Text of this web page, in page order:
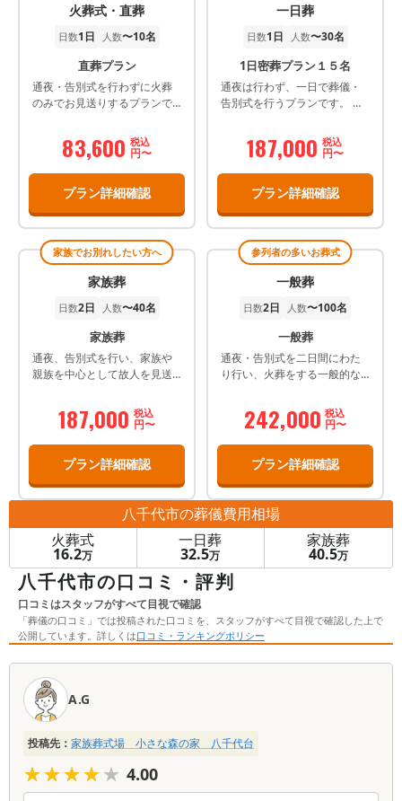
火葬式・直葬
日数1日 人数〜10名
直葬プラン
通夜・告別式を行わずに火葬
のみでお見送りするプランで
83,600 税込
円〜
プラン詳細確認
一日葬
日数1日 人数〜30名
1日密葬プラン１５名
通夜は行わず、一日で葬儀・
告別式を行うプランです。 別
により料理、返礼品、 供花、
オプション品、お布施などが
式 ２日間の場合は各プランに
プラス44,000円(税込)となりま
す。 密葬プランの祭壇はお選
びいただく式場により異なり
ます。
187,000 税込
円〜
プラン詳細確認
家族でお別れしたい方へ
家族葬
日数2日 人数〜40名
家族葬
通夜、告別式を行い、家族や
親族を中心として故人を見送
187,000 税込
円〜
プラン詳細確認
参列者の多いお葬式
一般葬
日数2日 人数〜100名
一般葬
通夜・告別式を二日間にわた
り行い、火葬をする一般的な
242,000 税込
円〜
プラン詳細確認
八千代市の葬儀費用相場
火葬式
16.2万
一日葬
32.5万
家族葬
40.5万
八千代市の口コミ・評判
口コミはスタッフがすべて目視で確認
「葬儀の口コミ」では投稿された口コミを、スタッフがすべて目視で確認した上で
公開しています。詳しくは口コミ・ランキングポリシー
口
A.G
投稿先： 家族葬式場 小さな森の家 八千代台
★★★★★
★★★★★ 4.00